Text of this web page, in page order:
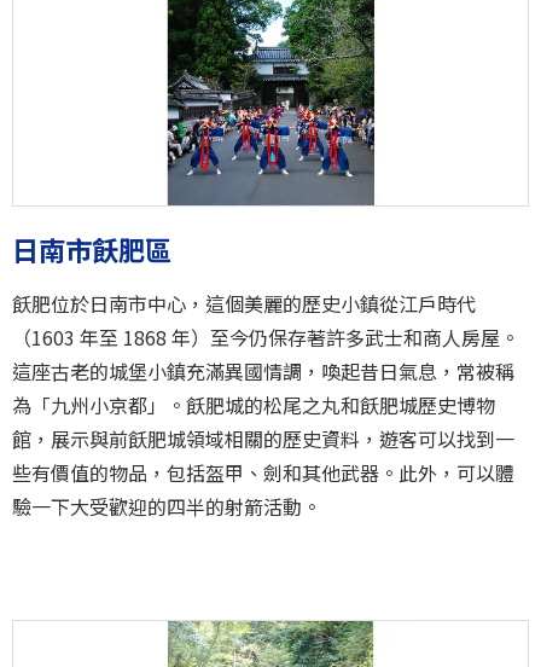
日南市飫肥區
飫肥位於日南市中心，這個美麗的歷史小鎮從江戶時代
（1603 年至 1868 年）至今仍保存著許多武士和商人房屋。
這座古老的城堡小鎮充滿異國情調，喚起昔日氣息，常被稱
為「九州小京都」。飫肥城的松尾之丸和飫肥城歷史博物
館，展示與前飫肥城領域相關的歷史資料，遊客可以找到一
些有價值的物品，包括盔甲、劍和其他武器。此外，可以體
驗一下大受歡迎的四半的射箭活動。